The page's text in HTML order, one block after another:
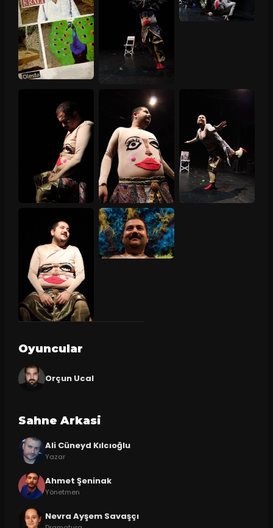
Oyuncular
Orçun Ucal
Sahne Arkasi
Ali Cüneyd Kılcıoğlu
Yazar
Ahmet Şeninak
Yönetmen
Nevra Ayşem Savaşçı